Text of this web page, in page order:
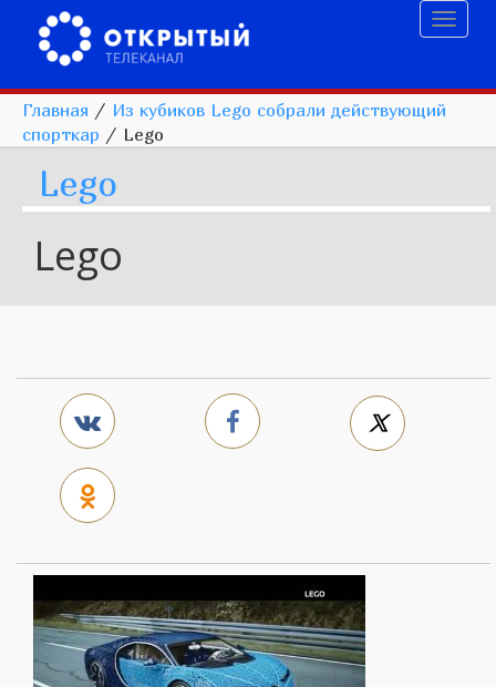
Главная / Из кубиков Lego собрали действующий
спорткар / Lego
Lego
Lego